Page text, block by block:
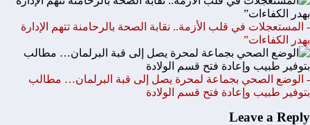
- المستعجلات في قلب الأزمة.. نقابة الصحة بالرحامنة تتهم الإدارة
بهدر الكفاءات”
- الوضع الصحي بجماعة لمحرة يصل إلى قبة البرلمان… مطالب
بتوفير طبيب وإعادة فتح قسم الولادة
Leave a Reply